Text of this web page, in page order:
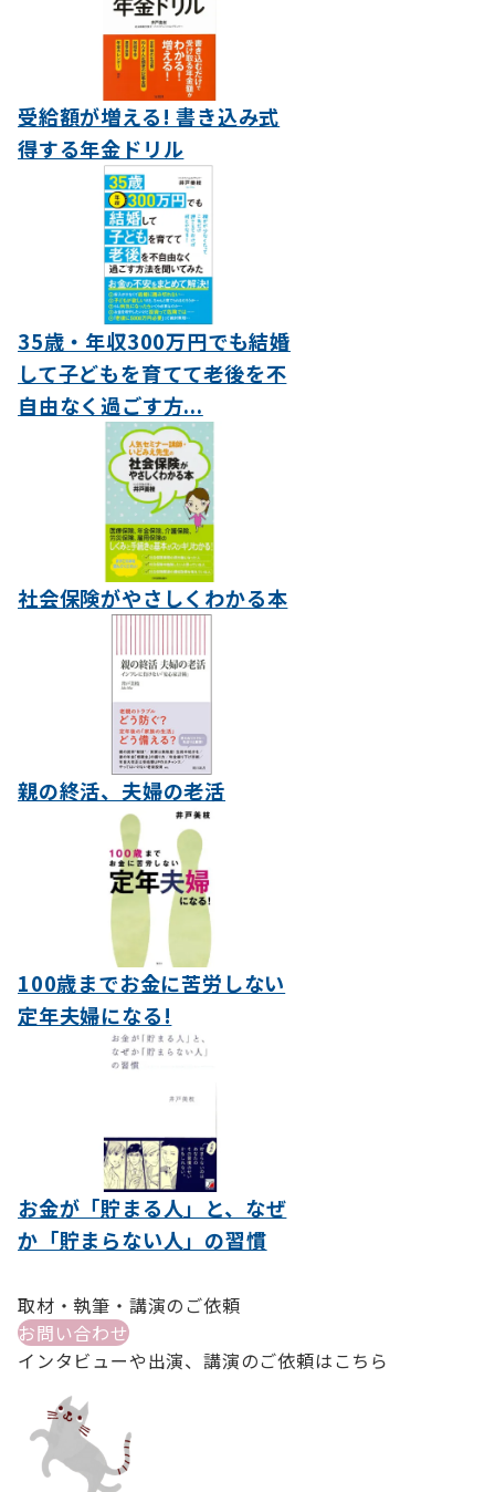
受給額が増える! 書き込み式
得する年金ドリル
35歳・年収300万円でも結婚
して子どもを育てて老後を不
自由なく過ごす方...
社会保険がやさしくわかる本
親の終活、夫婦の老活
100歳までお金に苦労しない
定年夫婦になる!
お金が「貯まる人」と、なぜ
か「貯まらない人」の習慣
取材・執筆・講演のご依頼
お問い合わせ
インタビューや出演、講演のご依頼はこちら